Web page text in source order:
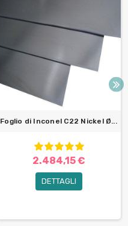
Foglio di Inconel C22 Nickel Ø...
2.484,15 €
DETTAGLI